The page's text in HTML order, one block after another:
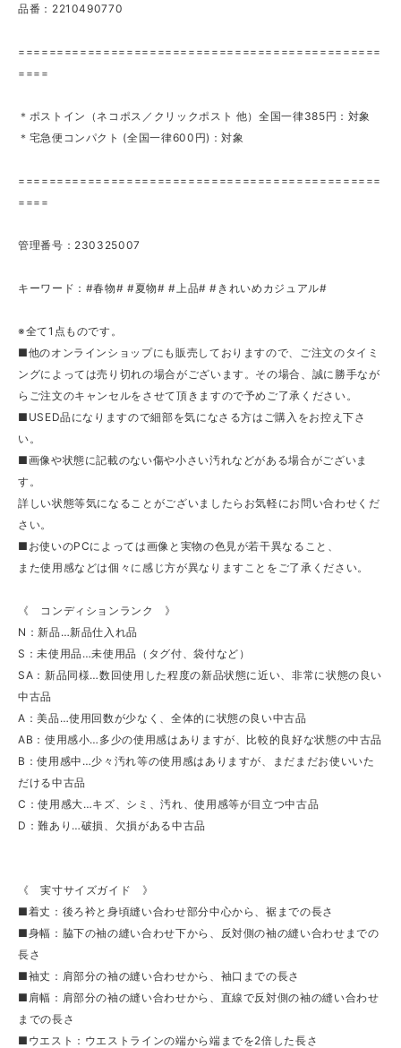
品番：2210490770
===============================================
====
＊ポストイン（ネコポス／クリックポスト 他）全国一律385円：対象
＊宅急便コンパクト (全国一律600円)：対象
===============================================
====
管理番号：230325007
キーワード：#春物# #夏物# #上品# #きれいめカジュアル#
※全て1点ものです。
■他のオンラインショップにも販売しておりますので、ご注文のタイミ
ングによっては売り切れの場合がございます。その場合、誠に勝手なが
らご注文のキャンセルをさせて頂きますので予めご了承ください。
■USED品になりますので細部を気になさる方はご購入をお控え下さ
い。
■画像や状態に記載のない傷や小さい汚れなどがある場合がございま
す。
詳しい状態等気になることがございましたらお気軽にお問い合わせくだ
さい。
■お使いのPCによっては画像と実物の色見が若干異なること、
また使用感などは個々に感じ方が異なりますことをご了承ください。
《 コンディションランク 》
N：新品…新品仕入れ品
S：未使用品…未使用品（タグ付、袋付など）
SA：新品同様…数回使用した程度の新品状態に近い、非常に状態の良い
中古品
A：美品…使用回数が少なく、全体的に状態の良い中古品
AB：使用感小…多少の使用感はありますが、比較的良好な状態の中古品
B：使用感中…少々汚れ等の使用感はありますが、まだまだお使いいた
だける中古品
C：使用感大…キズ、シミ、汚れ、使用感等が目立つ中古品
D：難あり…破損、欠損がある中古品
《 実寸サイズガイド 》
■着丈：後ろ衿と身頃縫い合わせ部分中心から、裾までの長さ
■身幅：脇下の袖の縫い合わせ下から、反対側の袖の縫い合わせまでの
長さ
■袖丈：肩部分の袖の縫い合わせから、袖口までの長さ
■肩幅：肩部分の袖の縫い合わせから、直線で反対側の袖の縫い合わせ
までの長さ
■ウエスト：ウエストラインの端から端までを2倍した長さ